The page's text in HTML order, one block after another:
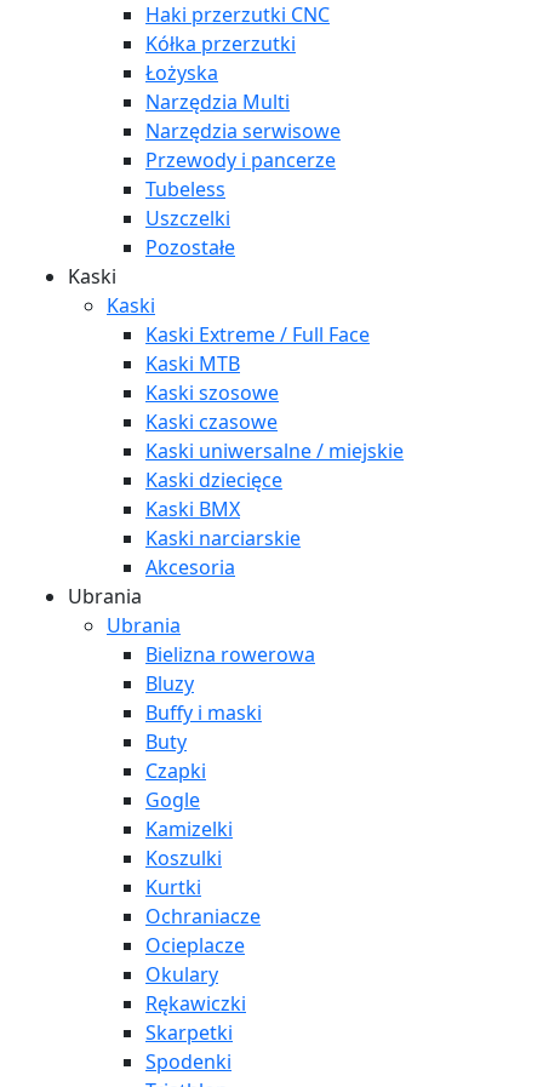
Haki przerzutki CNC
Kółka przerzutki
Łożyska
Narzędzia Multi
Narzędzia serwisowe
Przewody i pancerze
Tubeless
Uszczelki
Pozostałe
Kaski
Kaski
Kaski Extreme / Full Face
Kaski MTB
Kaski szosowe
Kaski czasowe
Kaski uniwersalne / miejskie
Kaski dziecięce
Kaski BMX
Kaski narciarskie
Akcesoria
Ubrania
Ubrania
Bielizna rowerowa
Bluzy
Buffy i maski
Buty
Czapki
Gogle
Kamizelki
Koszulki
Kurtki
Ochraniacze
Ocieplacze
Okulary
Rękawiczki
Skarpetki
Spodenki